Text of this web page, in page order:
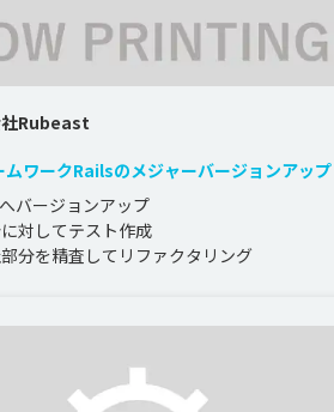
Rubeast
ムワークRailsのメジャーバージョンアップ
バージョンアップ
対してテスト作成
分を精査してリファクタリング